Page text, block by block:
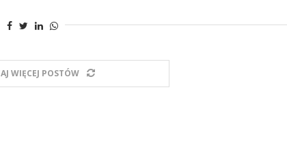
WIĘCEJ POSTÓW